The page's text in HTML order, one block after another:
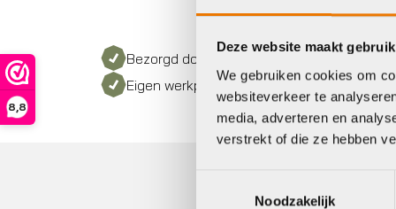
Deze website maakt
We gebruiken cookies om
websiteverkeer te
media, adverteren en
verstrekt of die ze hebben
Noodzakelijk
8,8
Bezorgd door heel Nederland
Eigen werkplaats met gecertificeerd